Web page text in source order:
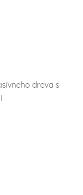
dreva s